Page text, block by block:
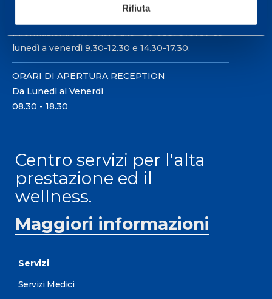
Rifiuta
informazioni: telefonare allo +39 0331 575757 da
lunedì a venerdì 9.30-12.30 e 14.30-17.30.
ORARI DI APERTURA RECEPTION
Da Lunedì al Venerdì
08.30 - 18.30
Centro servizi per l'alta
prestazione ed il
wellness.
Maggiori informazioni
Servizi
Servizi Medici